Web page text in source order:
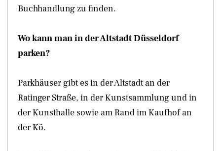
Buchhandlung zu finden.
Wo kann man in der Altstadt Düsseldorf
parken?
Parkhäuser gibt es in der Altstadt an der
Ratinger Straße, in der Kunstsammlung und in
der Kunsthalle sowie am Rand im Kaufhof an
der Kö.